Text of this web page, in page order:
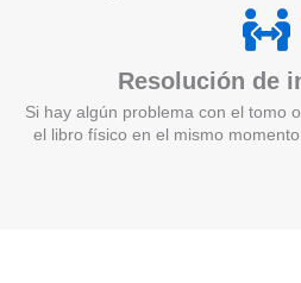
Resolución de
Si hay algún problema con el tomo
el libro físico en el mismo